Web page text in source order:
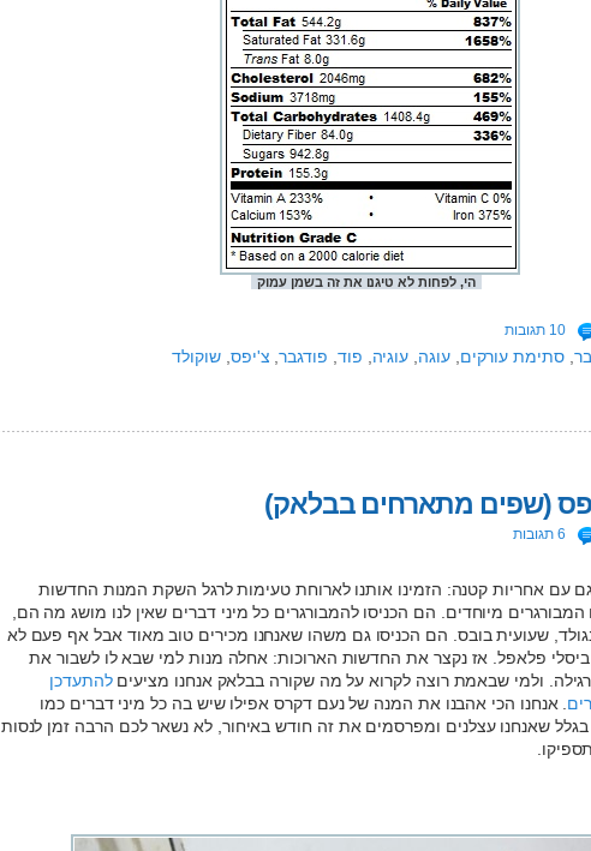
הי, לפחות לא טיגנו את זה בשמן עמוק
10 תגובות
,סתימת עורקים ,עוגה עוגיה פוד פודגבר, צ'יפס ,שוקולד
(שפים מתארחים בבלאק)
6 תגובות
עם אחריות קטנה: הזמינו אותנו לארוחת טעימות לרגל השקת המנות החדשות
הכינו המבורגרים מיוחדים. הם הכניסו להמבורגרים כל מיני דברים שאין לנו מושג מה הם,
שעועית בובס. הם הכניסו גם משהו שאנחנו מכירים טוב מאוד אבל אף פעם לא
ביסלי פלאפל. אז נקצר את החדשות הארוכות: אחלה מנות למי שבא לו לשבור את
ולמי שבאמת רוצה לקרוא על מה שקורה בבלאק אנחנו מציעיםלהתעדכן
. אנחנו הכי אהבנו את המנה של נעם דקרס אפילו שיש בה כל מיני דברים כמו
בגלל שאנחנו עצלנים ומפרסמים את זה חודש באיחור, לא נשאר לכם הרבה זמן לנסות